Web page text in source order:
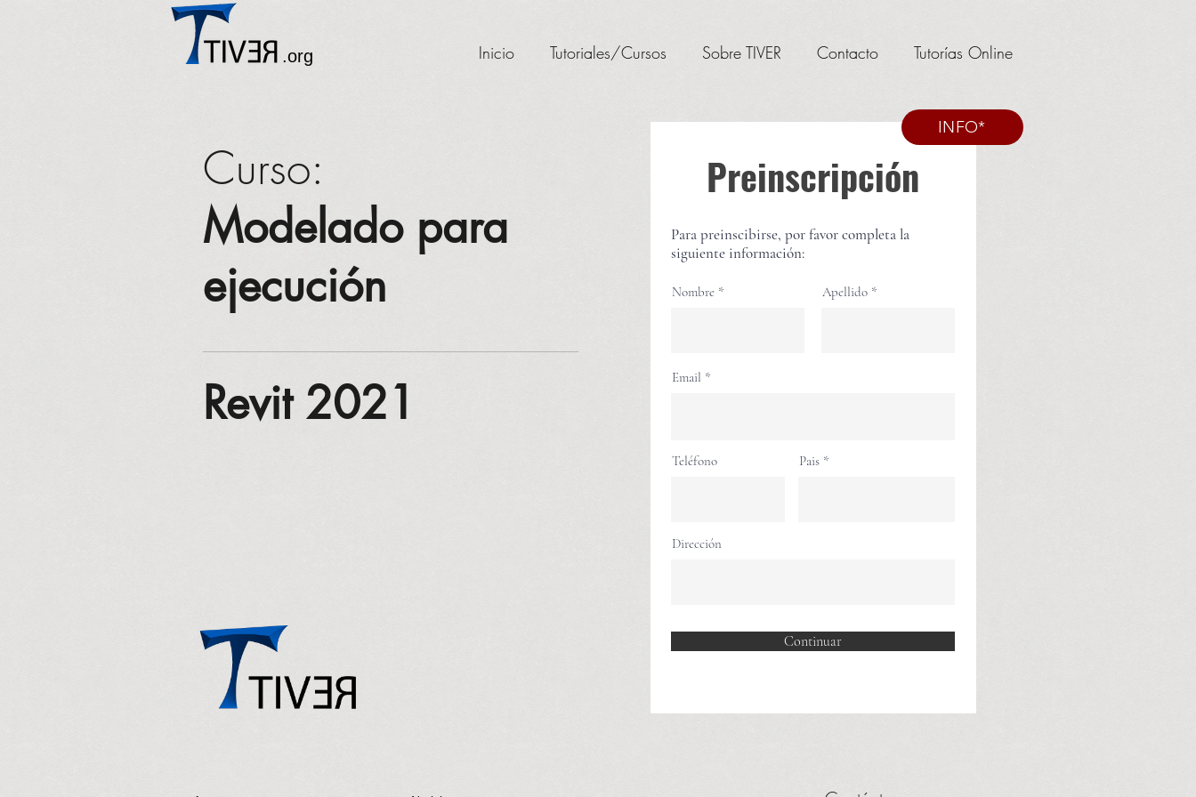
Inicio Tutoriales/Cursos Sobre TIVER Contacto Tutorías Online
.org
Curso:
Modelado para
ejecución
Revit 2021
Preinscripción
Para preinscibirse, por favor completa la
siguiente información:
Nombre Apellido
Email
Teléfono Pais
Dirección
Continuar
INFO*